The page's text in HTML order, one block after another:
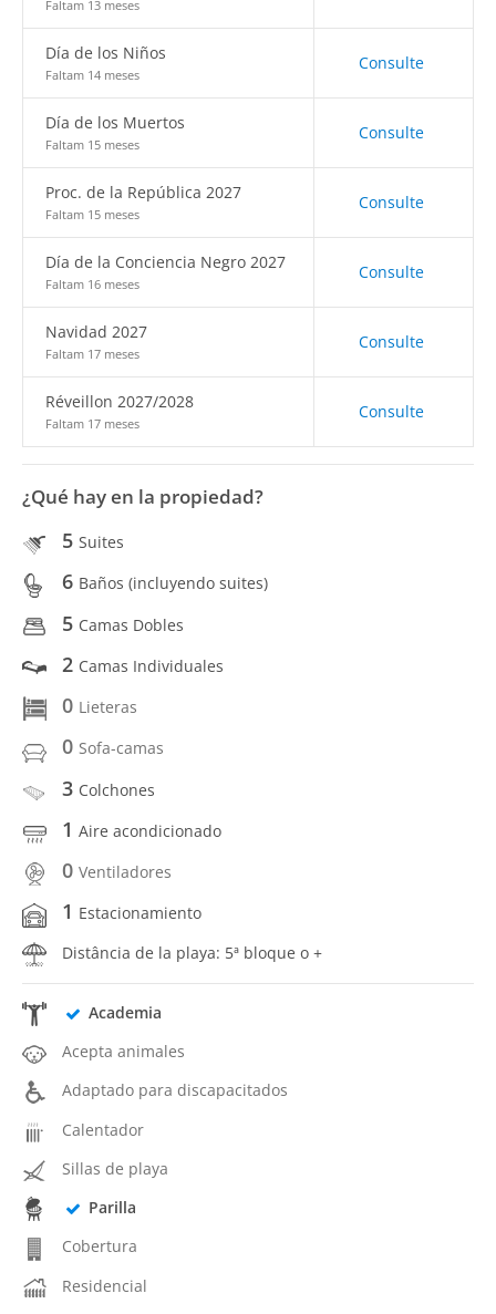
Faltam 13 meses
Día de los Niños
Faltam 14 meses
Consulte
Día de los Muertos
Faltam 15 meses
Consulte
Proc. de la República 2027
Faltam 15 meses
Consulte
Día de la Conciencia Negro 2027
Faltam 16 meses
Consulte
Navidad 2027
Faltam 17 meses
Consulte
Réveillon 2027/2028
Faltam 17 meses
Consulte
¿Qué hay en la propiedad?
5 Suites
6 Baños (incluyendo suites)
5 Camas Dobles
2 Camas Individuales
0 Lieteras
0 Sofa-camas
3 Colchones
1 Aire acondicionado
0 Ventiladores
1 Estacionamiento
Distância de la playa: 5ª bloque o +
Academia
Acepta animales
Adaptado para discapacitados
Calentador
Sillas de playa
Parilla
Cobertura
Residencial